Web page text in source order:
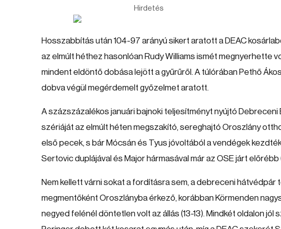
Hirdetés
Hosszabbítás után 104-97 arányú sikert aratott a DEAC
az elmúlt héthez hasonlóan Rudy Williams ismét megnyerhette
mindent eldöntő dobása lejött a gyűrűről. A túlórában Pethő
dobva végül megérdemelt győzelmet aratott.
A százszázalékos januári bajnoki teljesítményt nyújtó
szériáját az elmúlt héten megszakító, sereghajtó Oroszlány
első pecek, s bár Mócsán és Tyus jóvoltából a vendégek
Sertovic duplájával és Major hármasával már az OSE járt előrébb
Nem kellett várni sokat a fordításra sem, a debreceni hátvédpár
megmentőként Oroszlányba érkező, korábban Körmenden
negyed felénél döntetlen volt az állás (13-13). Mindkét oldalon jól